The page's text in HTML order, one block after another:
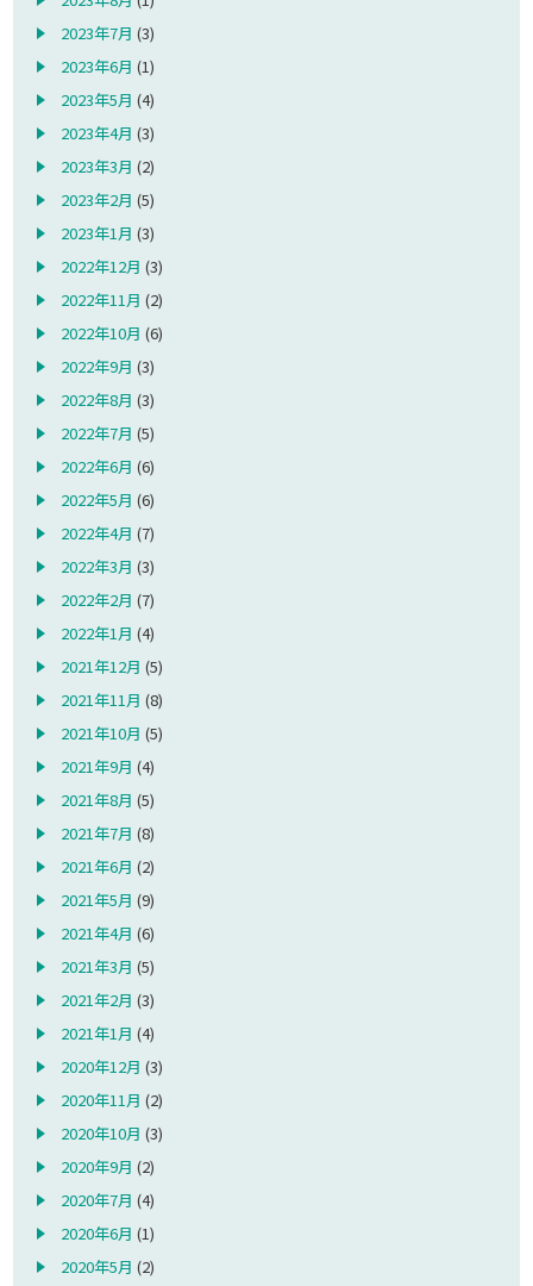
2023年7月 (3)
2023年6月 (1)
2023年5月 (4)
2023年4月 (3)
2023年3月 (2)
2023年2月 (5)
2023年1月 (3)
2022年12月 (3)
2022年11月 (2)
2022年10月 (6)
2022年9月 (3)
2022年8月 (3)
2022年7月 (5)
2022年6月 (6)
2022年5月 (6)
2022年4月 (7)
2022年3月 (3)
2022年2月 (7)
2022年1月 (4)
2021年12月 (5)
2021年11月 (8)
2021年10月 (5)
2021年9月 (4)
2021年8月 (5)
2021年7月 (8)
2021年6月 (2)
2021年5月 (9)
2021年4月 (6)
2021年3月 (5)
2021年2月 (3)
2021年1月 (4)
2020年12月 (3)
2020年11月 (2)
2020年10月 (3)
2020年9月 (2)
2020年7月 (4)
2020年6月 (1)
2020年5月 (2)